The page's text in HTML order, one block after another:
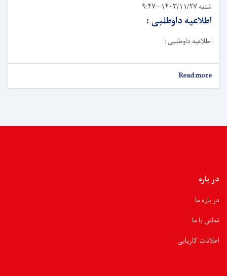
شنبه ۱۴۰۳/۱۱/۲۷ - ۹:۴۷
اطلاعیه داوطلبی :
اطلاعیه داوطلبی :
Read more
در باره
در باره ما
تماس با ما
اعلانات کاریابی